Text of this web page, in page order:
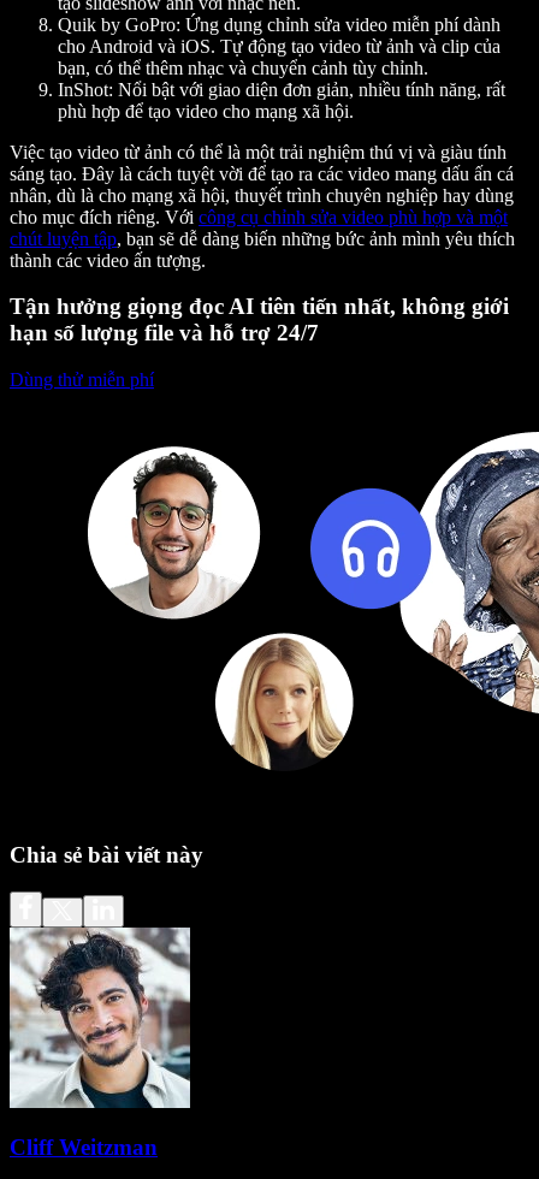
Quik by GoPro: Ứng dụng chỉnh sửa video miễn phí dành
cho Android và iOS. Tự động tạo video từ ảnh và clip của
bạn, có thể thêm nhạc và chuyển cảnh tùy chỉnh.
InShot: Nổi bật với giao diện đơn giản, nhiều tính năng, rất
phù hợp để tạo video cho mạng xã hội.
Việc tạo video từ ảnh có thể là một trải nghiệm thú vị và giàu tính
sáng tạo. Đây là cách tuyệt vời để tạo ra các video mang dấu ấn cá
nhân, dù là cho mạng xã hội, thuyết trình chuyên nghiệp hay dùng
cho mục đích riêng. Với công cụ chỉnh sửa video phù hợp và một
chút luyện tập, bạn sẽ dễ dàng biến những bức ảnh mình yêu thích
thành các video ấn tượng.
Tận hưởng giọng đọc AI tiên tiến nhất, không giới
hạn số lượng file và hỗ trợ 24/7
Dùng thử miễn phí
Chia sẻ bài viết này
Cliff Weitzman